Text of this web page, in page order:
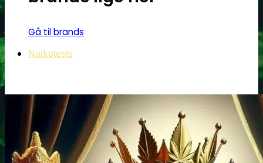
Gå til brands
Narkotests
Narkotests